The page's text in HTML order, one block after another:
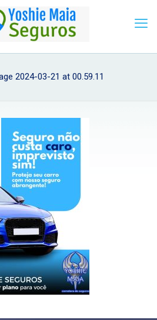
2024-03-21 at 00.59.11